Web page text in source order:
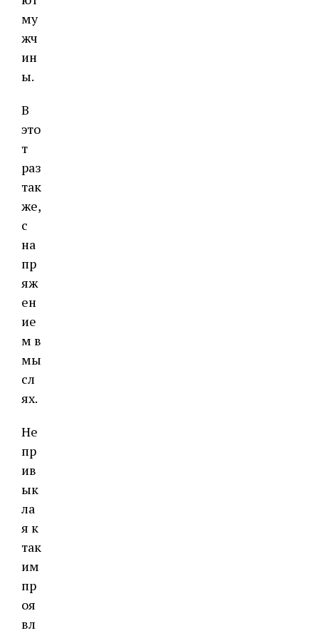
му
жч
ин
ы.
В
это
т
раз
так
же,
с
на
пр
яж
ен
ие
м в
мы
сл
ях.
Не
пр
ив
ык
ла
я к
так
им
пр
оя
вл